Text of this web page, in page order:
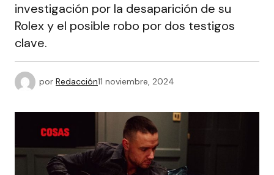
investigación por la desaparición de su
Rolex y el posible robo por dos testigos
clave.
por Redacción11 noviembre, 2024